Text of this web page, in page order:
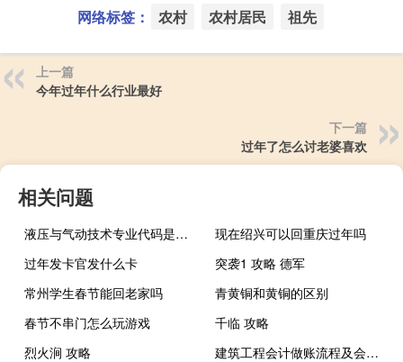
网络标签： 农村 农村居民 祖先
上一篇
今年过年什么行业最好
下一篇
过年了怎么讨老婆喜欢
相关问题
液压与气动技术专业代码是什么
现在绍兴可以回重庆过年吗
过年发卡官发什么卡
突袭1 攻略 德军
常州学生春节能回老家吗
青黄铜和黄铜的区别
春节不串门怎么玩游戏
千临 攻略
烈火涧 攻略
建筑工程会计做账流程及会计分录